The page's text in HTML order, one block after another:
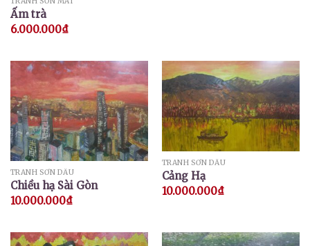
Ấm trà
6.000.000₫
TRANH SƠN DẦU
Chiều hạ Sài Gòn
10.000.000₫
TRANH SƠN DẦU
Cảng Hạ
10.000.000₫